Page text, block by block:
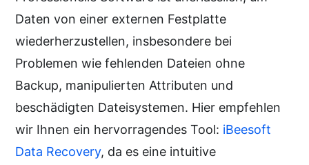
Daten von einer externen Festplatte
wiederherzustellen, insbesondere bei
Problemen wie fehlenden Dateien ohne
Backup, manipulierten Attributen und
beschädigten Dateisystemen. Hier empfehlen
wir Ihnen ein hervorragendes Tool: iBeesoft
Data Recovery, da es eine intuitive